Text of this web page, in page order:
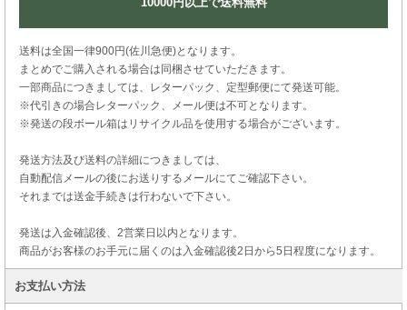
送料は全国一律900円(佐川急便)となります。
まとめでご購入される場合は同梱させていただきます。
一部商品につきましては、レターパック、定型郵便にて発送可能。
※代引きの場合レターパック、メール便は不可となります。
※発送の段ボール箱はリサイクル品を使用する場合がございます。
発送方法及び送料の詳細につきましては、
自動配信メールの後にお送りするメールにてご確認下さい。
それまでは送金手続きは行わないで下さい。
発送は入金確認後、2営業日以内となります。
商品がお客様のお手元に届くのは入金確認後2日から5日程度になります。
お支払い方法